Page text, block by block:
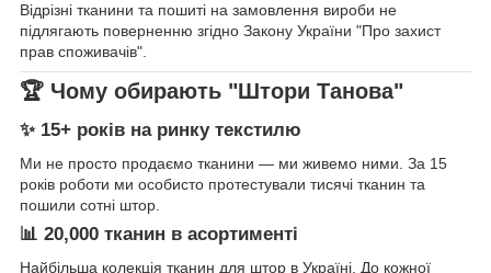
Відрізні тканини та пошиті на замовлення вироби не
підлягають поверненню згідно Закону України "Про захист
прав споживачів".
🏆 Чому обирають "Штори Танова"
✨ 15+ років на ринку текстилю
Ми не просто продаємо тканини — ми живемо ними. За 15
років роботи ми особисто протестували тисячі тканин та
пошили сотні штор.
📊 20,000 тканин в асортименті
Найбільша колекція тканин для штор в Україні. До кожної